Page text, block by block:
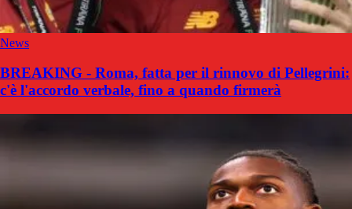
News
BREAKING - Roma, fatta per il rinnovo di Pellegrini:
c'è l'accordo verbale, fino a quando firmerà